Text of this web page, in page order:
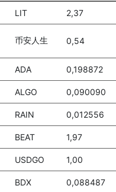
USD Institutional Digital
LIT 2,37
币安人生 0,54
ADA 0,198872
ALGO 0,090090
RAIN 0,012556
BEAT 1,97
USDGO 1,00
BDX 0,088487